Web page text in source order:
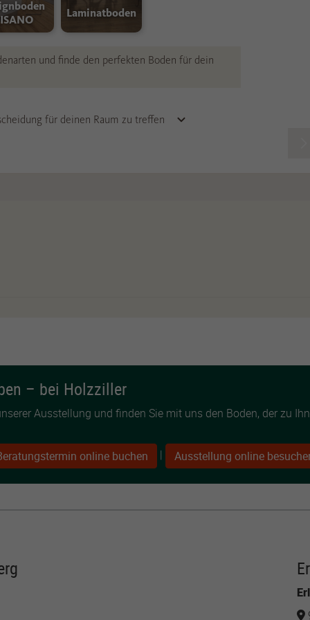
1 Jahr
Used by Meta Pixel to
checked browser topics
– bei Holzziller
Ausstellung und finden Sie mit uns den Boden, der zu
online buchen
| Ausstellung online